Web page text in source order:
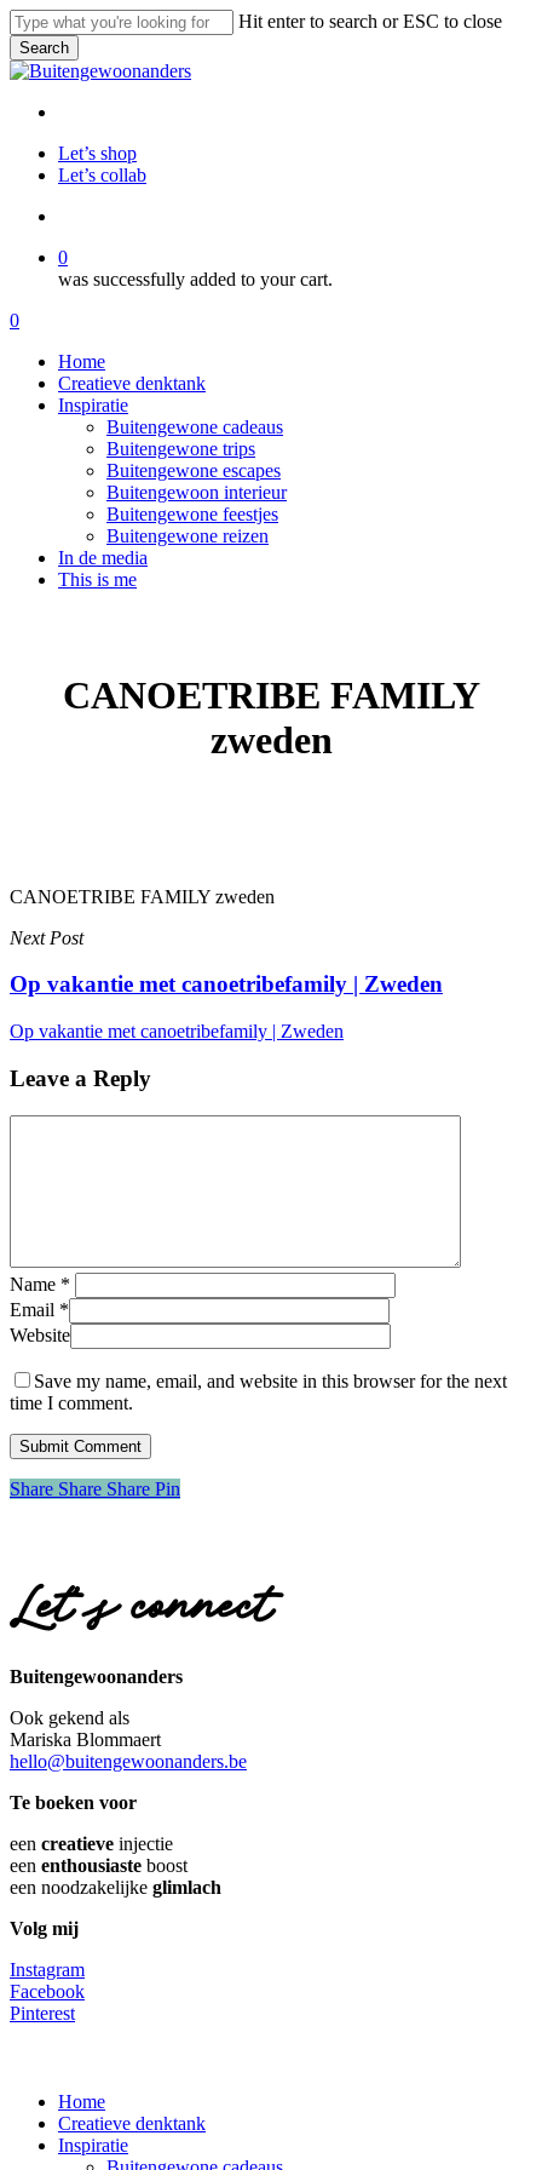
Skip
to
main
content
Hit enter to search or ESC to close
Search
Close
Let’s shop
Let’s collab
0
was successfully added to your cart.
Menu
search
0
Home
Creatieve denktank
Inspiratie
Buitengewone cadeaus
Buitengewone trips
Buitengewone escapes
Buitengewoon interieur
Buitengewone feestjes
Buitengewone reizen
In de media
This is me
CANOETRIBE FAMILY
zweden
CANOETRIBE FAMILY zweden
Next Post
Op vakantie met canoetribefamily | Zweden
Op vakantie met canoetribefamily | Zweden
Leave a Reply
Name *
Email *
Website
Save my name, email, and website in this browser for the next
time I comment.
Share
Share Share Share Pin
Let’s connect
Buitengewoonanders
Ook gekend als
Mariska Blommaert
hello@buitengewoonanders.be
Te boeken voor
een creatieve injectie
een enthousiaste boost
een noodzakelijke glimlach
Volg mij
Instagram
Facebook
Pinterest
Close
Menu
Home
Creatieve denktank
Inspiratie